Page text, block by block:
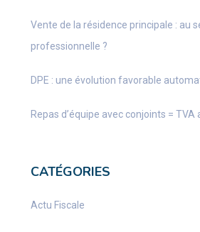
Vente de la résidence principale : au
professionnelle ?
DPE : une évolution favorable
Repas d’équipe avec conjoints = TVA
CATÉGORIES
Actu Fiscale